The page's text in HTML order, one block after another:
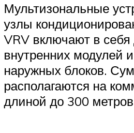
Мультизональные
узлы
VRV включают в
внутренних модулей
наружных блоков.
располагаются на
длиной до 300